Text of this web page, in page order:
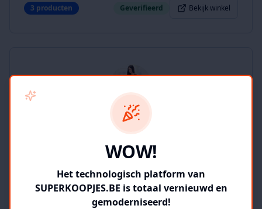
3 producten Geverifieerd Bekijk winkel
SUPERKOOPJES.BE
Geverifieerd
WOW!
Het technologisch platform van
SUPERKOOPJES.BE is totaal vernieuwd en
gemoderniseerd!